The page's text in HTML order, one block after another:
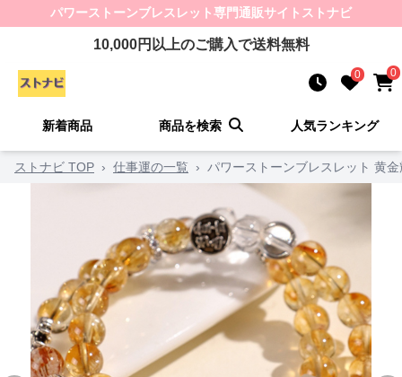
パワーストーンブレスレット専門通販サイト ストナビ
10,000円以上のご購入で送料無料
0 0
新着商品 商品を検索 人気ランキング
ストナビ TOP › 仕事運の一覧 › パワーストーンブレスレット 黄